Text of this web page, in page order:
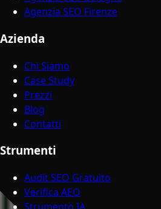
Agenzia SEO Firenze
Azienda
Chi Siamo
Case Study
Prezzi
Blog
Contatti
Strumenti
Audit SEO Gratuito
Verifica AEO